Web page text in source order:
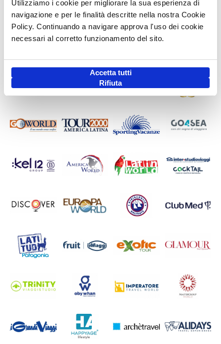
Utilizziamo i cookie per migliorare la sua esperienza di
navigazione e per le finalità descritte nella nostra Cookie
Policy. Continuando a navigare approva l'uso dei cookie
necessari al corretto funzionamento del sito.
Accetta tutti
Rifiuta